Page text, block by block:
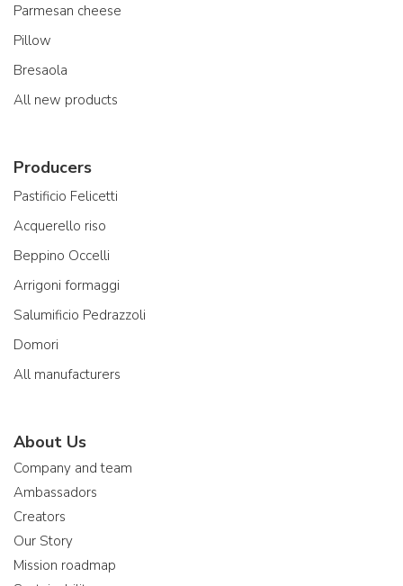
Parmesan cheese
Pillow
Bresaola
All new products
Producers
Pastificio Felicetti
Acquerello riso
Beppino Occelli
Arrigoni formaggi
Salumificio Pedrazzoli
Domori
All manufacturers
About Us
Company and team
Ambassadors
Creators
Our Story
Mission roadmap